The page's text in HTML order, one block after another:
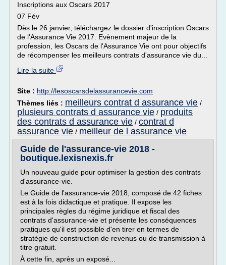
Inscriptions aux Oscars 2017
07 Fév
Dès le 26 janvier, téléchargez le dossier d'inscription Oscars
de l'Assurance Vie 2017. Evènement majeur de la
profession, les Oscars de l'Assurance Vie ont pour objectifs
de récompenser les meilleurs contrats d'assurance vie du...
Lire la suite
Site : http://lesoscarsdelassurancevie.com
Thèmes liés : meilleurs contrat d assurance vie /
plusieurs contrats d assurance vie / produits
des contrats d assurance vie / contrat d
assurance vie / meilleur de l assurance vie
Guide de l'assurance-vie 2018 -
boutique.lexisnexis.fr
Un nouveau guide pour optimiser la gestion des contrats
d'assurance-vie.
Le Guide de l'assurance-vie 2018, composé de 42 fiches
est à la fois didactique et pratique. Il expose les
principales règles du régime juridique et fiscal des
contrats d'assurance-vie et présente les conséquences
pratiques qu'il est possible d'en tirer en termes de
stratégie de construction de revenus ou de transmission à
titre gratuit.
À cette fin, après un exposé...